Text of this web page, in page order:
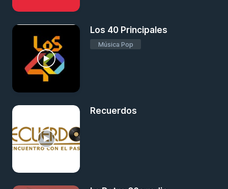
Los 40 Principales
Música Pop
Recuerdos